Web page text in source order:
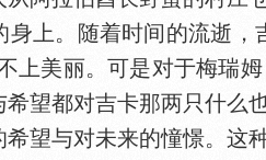
身上。随着时间的流逝
上美丽。可是对于梅瑞
望都对吉卡那两只什么
望与对未来的憧憬。这